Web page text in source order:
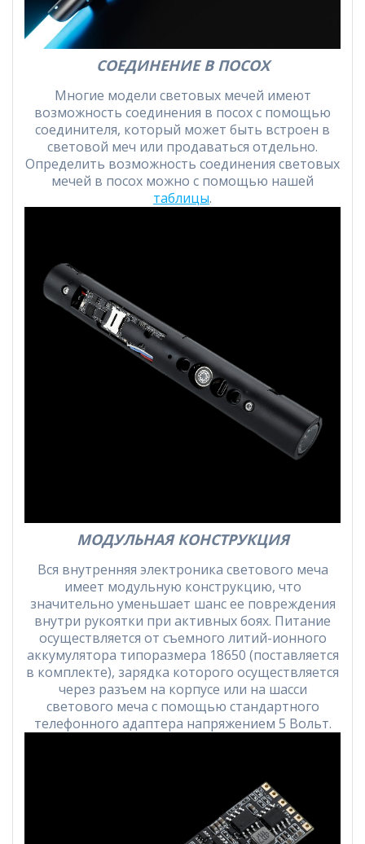
СОЕДИНЕНИЕ В ПОСОХ
Многие модели световых мечей имеют
возможность соединения в посох с помощью
соединителя, который может быть встроен в
световой меч или продаваться отдельно.
Определить возможность соединения световых
мечей в посох можно с помощью нашей
таблицы.
МОДУЛЬНАЯ КОНСТРУКЦИЯ
Вся внутренняя электроника светового меча
имеет модульную конструкцию, что
значительно уменьшает шанс ее повреждения
внутри рукоятки при активных боях. Питание
осуществляется от съемного литий-ионного
аккумулятора типоразмера 18650 (поставляется
в комплекте), зарядка которого осуществляется
через разъем на корпусе или на шасси
светового меча с помощью стандартного
телефонного адаптера напряжением 5 Вольт.